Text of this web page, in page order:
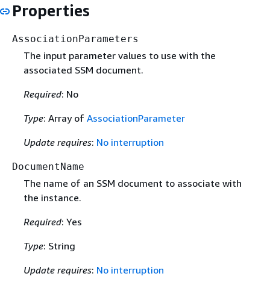
Properties
AssociationParameters
The input parameter values to use with the
associated SSM document.
Required: No
Type: Array of AssociationParameter
Update requires: No interruption
DocumentName
The name of an SSM document to associate with
the instance.
Required: Yes
Type: String
Update requires: No interruption